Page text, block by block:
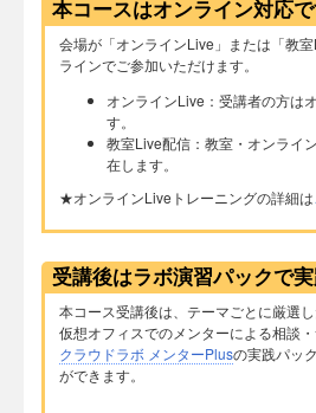
本コースはオンライン対応
会場が「オンラインLive」または「教
ラインでご参加いただけます。
オンラインLive：受講者の方は
す。
教室Live配信：教室・オンライ
在します。
★オンラインLiveトレーニングの詳細は
受講後はラボ演習パックで
本コース受講後は、テーマごとに厳選し
仮想オフィスでのメンターによる相談
クラウドラボ メンターPlusの実践パッ
ができます。